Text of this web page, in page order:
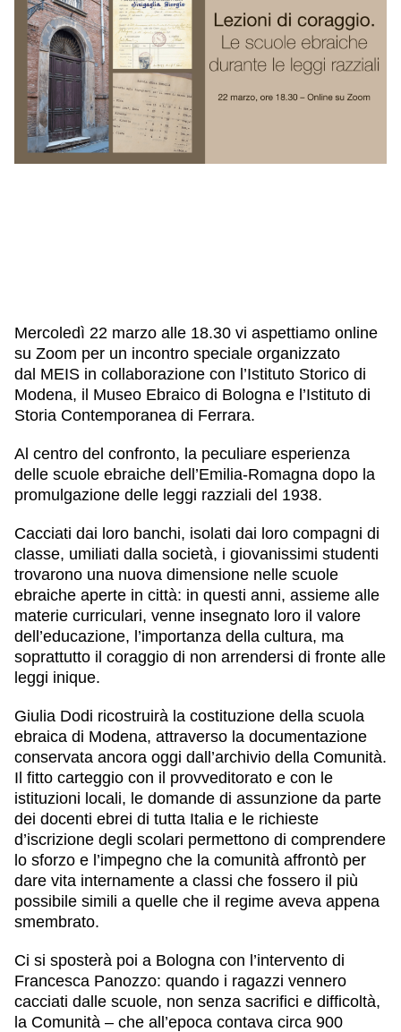
IL NOSTRO STAFF
EDUCAZIONE
SCUOLE
INSEGNANTI
GIOVANI, ADULTI
CULTURA EBRAICA
CAPIRE L’EBRAISMO
CALENDARIO & FESTIVITÀ
OGGETTI & SIMBOLI
IL CICLO DELLA VITA
SHOAH
Mercoledì 22 marzo alle 18.30 vi aspettiamo online
su Zoom per un incontro speciale organizzato
dal MEIS in collaborazione con l’Istituto Storico di
Modena, il Museo Ebraico di Bologna e l’Istituto di
Storia Contemporanea di Ferrara.
Al centro del confronto, la peculiare esperienza
delle scuole ebraiche dell’Emilia-Romagna dopo la
promulgazione delle leggi razziali del 1938.
Cacciati dai loro banchi, isolati dai loro compagni di
classe, umiliati dalla società, i giovanissimi studenti
trovarono una nuova dimensione nelle scuole
ebraiche aperte in città: in questi anni, assieme alle
materie curriculari, venne insegnato loro il valore
dell’educazione, l’importanza della cultura, ma
soprattutto il coraggio di non arrendersi di fronte alle
leggi inique.
Giulia Dodi ricostruirà la costituzione della scuola
ebraica di Modena, attraverso la documentazione
conservata ancora oggi dall’archivio della Comunità.
Il fitto carteggio con il provveditorato e con le
istituzioni locali, le domande di assunzione da parte
dei docenti ebrei di tutta Italia e le richieste
d’iscrizione degli scolari permettono di comprendere
lo sforzo e l’impegno che la comunità affrontò per
dare vita internamente a classi che fossero il più
possibile simili a quelle che il regime aveva appena
smembrato.
Ci si sposterà poi a Bologna con l’intervento di
Francesca Panozzo: quando i ragazzi vennero
cacciati dalle scuole, non senza sacrifici e difficoltà,
la Comunità – che all’epoca contava circa 900